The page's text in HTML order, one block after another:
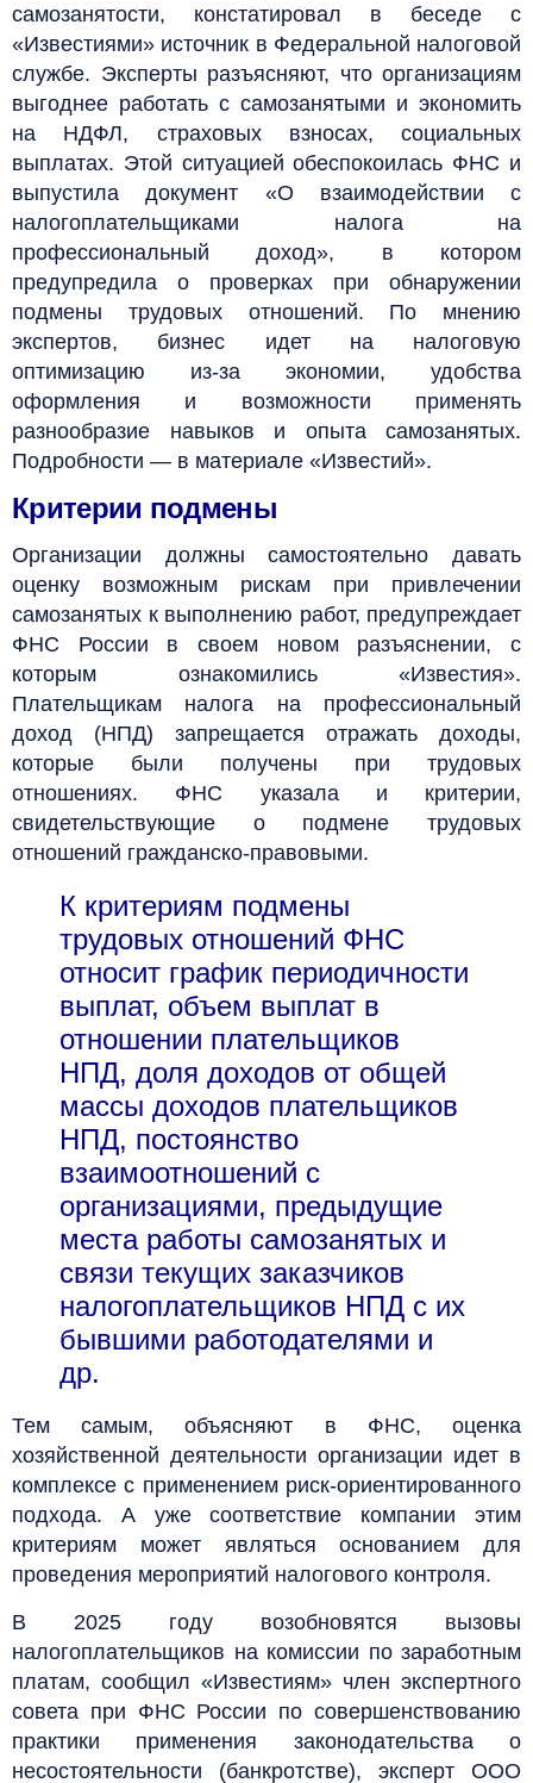
самозанятости, констатировал в беседе с
«Известиями» источник в Федеральной налоговой
службе. Эксперты разъясняют, что организациям
выгоднее работать с самозанятыми и экономить
на НДФЛ, страховых взносах, социальных
выплатах. Этой ситуацией обеспокоилась ФНС и
выпустила документ «О взаимодействии с
налогоплательщиками налога на
профессиональный доход», в котором
предупредила о проверках при обнаружении
подмены трудовых отношений. По мнению
экспертов, бизнес идет на налоговую
оптимизацию из-за экономии, удобства
оформления и возможности применять
разнообразие навыков и опыта самозанятых.
Подробности — в материале «Известий».
Критерии подмены
Организации должны самостоятельно давать
оценку возможным рискам при привлечении
самозанятых к выполнению работ, предупреждает
ФНС России в своем новом разъяснении, с
которым ознакомились «Известия».
Плательщикам налога на профессиональный
доход (НПД) запрещается отражать доходы,
которые были получены при трудовых
отношениях. ФНС указала и критерии,
свидетельствующие о подмене трудовых
отношений гражданско-правовыми.
К критериям подмены
трудовых отношений ФНС
относит график периодичности
выплат, объем выплат в
отношении плательщиков
НПД, доля доходов от общей
массы доходов плательщиков
НПД, постоянство
взаимоотношений с
организациями, предыдущие
места работы самозанятых и
связи текущих заказчиков
налогоплательщиков НПД с их
бывшими работодателями и
др.
Тем самым, объясняют в ФНС, оценка
хозяйственной деятельности организации идет в
комплексе с применением риск-ориентированного
подхода. А уже соответствие компании этим
критериям может являться основанием для
проведения мероприятий налогового контроля.
В 2025 году возобновятся вызовы
налогоплательщиков на комиссии по заработным
платам, сообщил «Известиям» член экспертного
совета при ФНС России по совершенствованию
практики применения законодательства о
несостоятельности (банкротстве), эксперт ООО